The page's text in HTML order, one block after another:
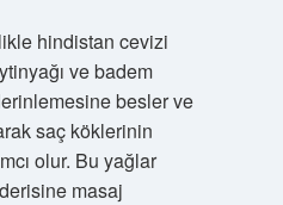
hindistan cevizi
ve badem
besler ve
saç köklerinin
olur. Bu yağlar
masaj